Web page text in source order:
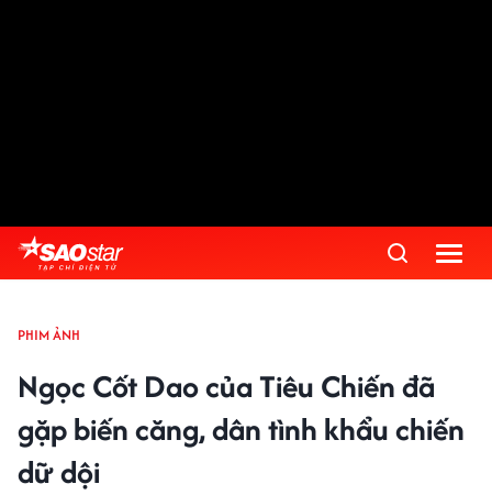
PHIM ẢNH
Ngọc Cốt Dao của Tiêu Chiến đã
gặp biến căng, dân tình khẩu chiến
dữ dội